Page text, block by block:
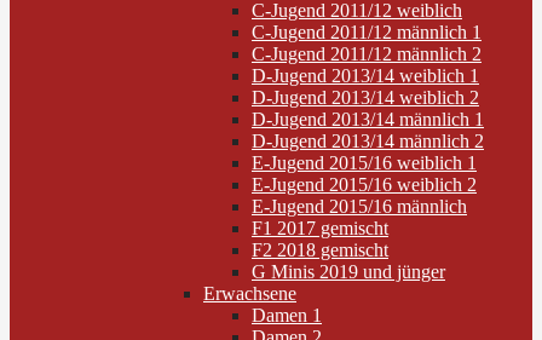
C-Jugend 2011/12 weiblich
C-Jugend 2011/12 männlich 1
C-Jugend 2011/12 männlich 2
D-Jugend 2013/14 weiblich 1
D-Jugend 2013/14 weiblich 2
D-Jugend 2013/14 männlich 1
D-Jugend 2013/14 männlich 2
E-Jugend 2015/16 weiblich 1
E-Jugend 2015/16 weiblich 2
E-Jugend 2015/16 männlich
F1 2017 gemischt
F2 2018 gemischt
G Minis 2019 und jünger
Erwachsene
Damen 1